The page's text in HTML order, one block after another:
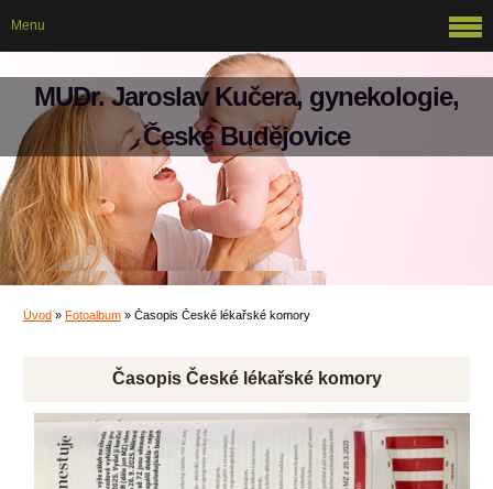
MUDr. Jaroslav Kučera, gynekologie,
České Budějovice
Úvod » Fotoalbum » Časopis České lékařské komory
Časopis České lékařské komory
Menu